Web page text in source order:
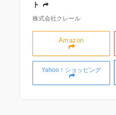
ト
株式会社クレール
Amazon
Yahoo！ショッピング